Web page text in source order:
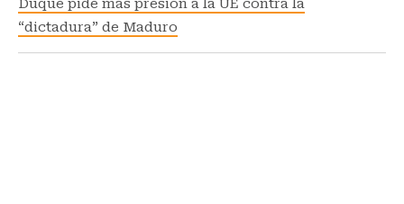
Duque pide más presión a la UE contra la
“dictadura” de Maduro